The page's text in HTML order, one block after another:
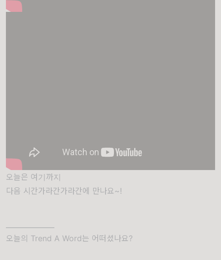
오늘은 여기까지
다음 시간가라간가라간에 만나요~!
오늘의 Trend A Word는 어떠셨나요?